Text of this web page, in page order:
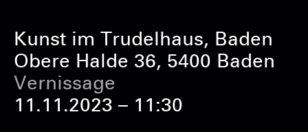
Kunst im Trudelhaus, Baden
Obere Halde 36, 5400 Baden
Vernissage
11.11.2023 – 11:30